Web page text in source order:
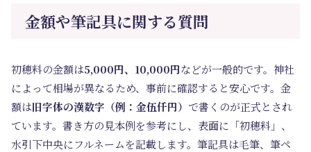
金額や筆記具に関する質問
初穂料の金額は5,000円、10,000円などが一般的です。神社
によって相場が異なるため、事前に確認すると安心です。金
額は旧字体の漢数字（例：金伍仟円） で書くのが正式とされ
ています。書き方の見本例を参考にし、表面に「初穂料」、
水引下中央にフルネームを記載します。筆記具は毛筆、筆ペ